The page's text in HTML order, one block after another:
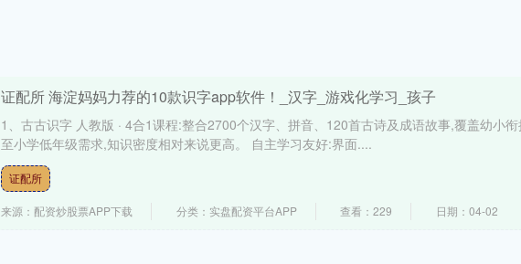
证配所 海淀妈妈力荐的10款识字app软件！_汉字_游戏化学习_孩子
1、古古识字 人教版 · 4合1课程:整合2700个汉字、拼音、120首古诗及成语故事,覆盖幼小
至小学低年级需求,知识密度相对来说更高。 自主学习友好:界面....
证配所
来源：配资炒股票APP下载 分类：实盘配资平台APP 查看：229 日期：04-02